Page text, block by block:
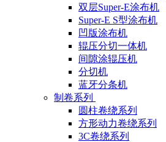
双层Super-E涂布机
Super-E S型涂布机
凹版涂布机
辊压分切一体机
间隙涂辊压机
分切机
蓝牙分条机
制卷系列
圆柱卷绕系列
方形动力卷绕系列
3C卷绕系列